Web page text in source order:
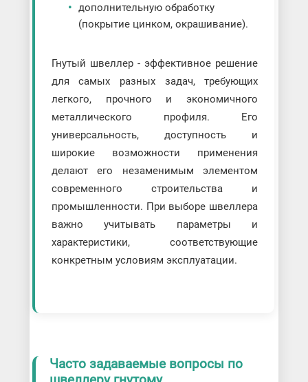
дополнительную обработку
(покрытие цинком, окрашивание).
Гнутый швеллер - эффективное решение
для самых разных задач, требующих
легкого, прочного и экономичного
металлического профиля. Его
универсальность, доступность и
широкие возможности применения
делают его незаменимым элементом
современного строительства и
промышленности. При выборе швеллера
важно учитывать параметры и
характеристики, соответствующие
конкретным условиям эксплуатации.
Часто задаваемые вопросы по